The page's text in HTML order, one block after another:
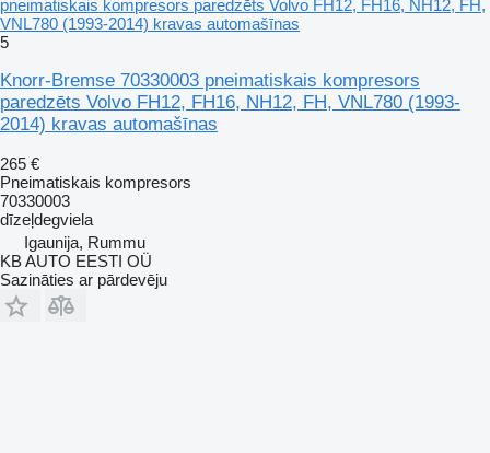
pneimatiskais kompresors paredzēts Volvo FH12, FH16, NH12, FH,
VNL780 (1993-2014) kravas automašīnas
5
Knorr-Bremse 70330003 pneimatiskais kompresors
paredzēts Volvo FH12, FH16, NH12, FH, VNL780 (1993-
2014) kravas automašīnas
265 €
Pneimatiskais kompresors
70330003
dīzeļdegviela
Igaunija, Rummu
KB AUTO EESTI OÜ
Sazināties ar pārdevēju